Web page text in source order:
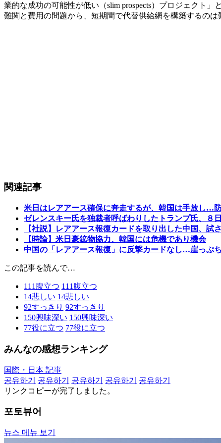
業的な成功の可能性が低い（slim prospects）プロジェクト
難関と費用の問題から、短期間で代替供給網を構築するのは
関連記事
米日はレアアース確保に奔走するが、韓国は手放し…
ゼレンスキー氏を独裁者呼ばわりしたトランプ氏、８
【社説】レアアース報復カードを取り出した中国、試
【時論】米日豪鉱物協力、韓国には危機であり機会
中国の「レアアース報復」に反撃カードなし…崖っぷ
この記事を読んで…
111 腹立つ 111 腹立つ
14悲しい 14悲しい
92すっきり 92すっきり
150興味深い 150興味深い
77役に立つ 77役に立つ
みんなの感想ランキング
国際・日本 記事
공유하기
공유하기 공유하기 공유하기
공유하기
リンクコピーが完了しました。
포토뷰어
뉴스 메뉴 보기